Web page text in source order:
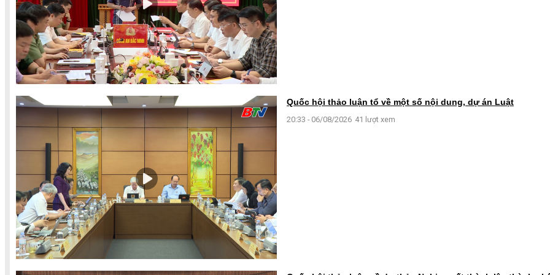
Quốc hội thảo luận tổ về một số nội dung, dự án Luật
20:33 - 06/08/2026 41 lượt xem